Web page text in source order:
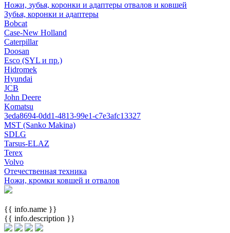
Ножи, зубья, коронки и адаптеры отвалов и ковшей
Зубья, коронки и адаптеры
Bobcat
Case-New Holland
Caterpillar
Doosan
Esco (SYL и пр.)
Hidromek
Hyundai
JCB
John Deere
Komatsu
3eda8694-0dd1-4813-99e1-c7e3afc13327
MST (Sanko Makina)
SDLG
Tarsus-ELAZ
Terex
Volvo
Отечественная техника
Ножи, кромки ковшей и отвалов
{{ info.name }}
{{ info.description }}